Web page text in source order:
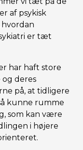
af psykisk
hvordan
er tæt
har haft store
deres
på, at tidligere
kunne rumme
som kan være
i højere